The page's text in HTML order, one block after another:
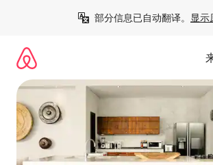
部分信息已自动翻译。 显示